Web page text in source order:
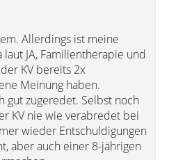
Allerdings ist meine
JA, Familientherapie und
KV bereits 2x
Meinung haben.
gut zugeredet. Selbst noch
KV nie wie verabredet bei
wieder Entschuldigungen
aber auch einer 8-jährigen